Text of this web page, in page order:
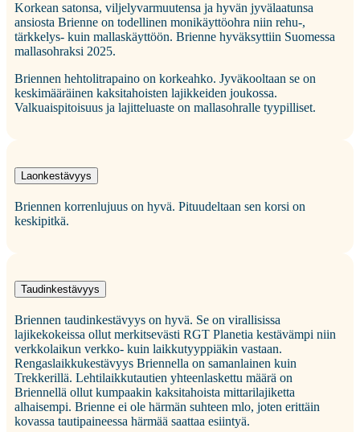
Korkean satonsa, viljelyvarmuutensa ja hyvän jyvälaatunsa
ansiosta Brienne on todellinen monikäyttöohra niin rehu-,
tärkkelys- kuin mallaskäyttöön. Brienne hyväksyttiin Suomessa
mallasohraksi 2025.
Briennen hehtolitrapaino on korkeahko. Jyväkooltaan se on
keskimääräinen kaksitahoisten lajikkeiden joukossa.
Valkuaispitoisuus ja lajitteluaste on mallasohralle tyypilliset.
Laonkestävyys
Briennen korrenlujuus on hyvä. Pituudeltaan sen korsi on
keskipitkä.
Taudinkestävyys
Briennen taudinkestävyys on hyvä. Se on virallisissa
lajikekokeissa ollut merkitsevästi RGT Planetia kestävämpi niin
verkkolaikun verkko- kuin laikkutyyppiäkin vastaan.
Rengaslaikkukestävyys Briennella on samanlainen kuin
Trekkerillä. Lehtilaikkutautien yhteenlaskettu määrä on
Briennellä ollut kumpaakin kaksitahoista mittarilajiketta
alhaisempi. Brienne ei ole härmän suhteen mlo, joten erittäin
kovassa tautipaineessa härmää saattaa esiintyä.